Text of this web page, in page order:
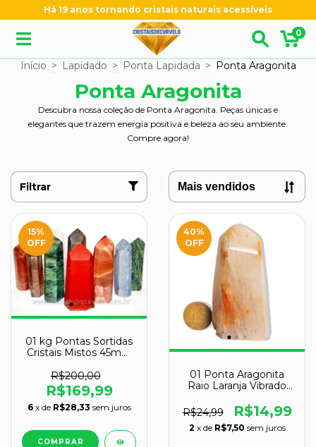
Há 19 anos tornando cristais naturais acessíveis
0
Início > Lapidado > Ponta Lapidada > Ponta Aragonita
Ponta Aragonita
Descubra nossa coleção de Ponta Aragonita. Peças únicas e
elegantes que trazem energia positiva e beleza ao seu ambiente.
Compre agora!
Filtrar
15%
OFF
01 kg Pontas Sortidas
Cristais Mistos 45mm
R$200,00
R$169,99
6 x de R$28,33 sem juros
40%
OFF
01 Ponta Aragonita
Raio Laranja Vibrado
R$24,99
R$14,99
2 x de R$7,50 sem juros